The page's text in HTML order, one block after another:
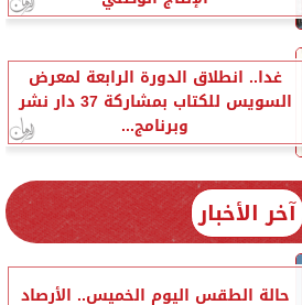
غدا.. انطلاق الدورة الرابعة لمعرض
السويس للكتاب بمشاركة 37 دار نشر
وبرنامج...
آخر الأخبار
حالة الطقس اليوم الخميس.. الأرصاد